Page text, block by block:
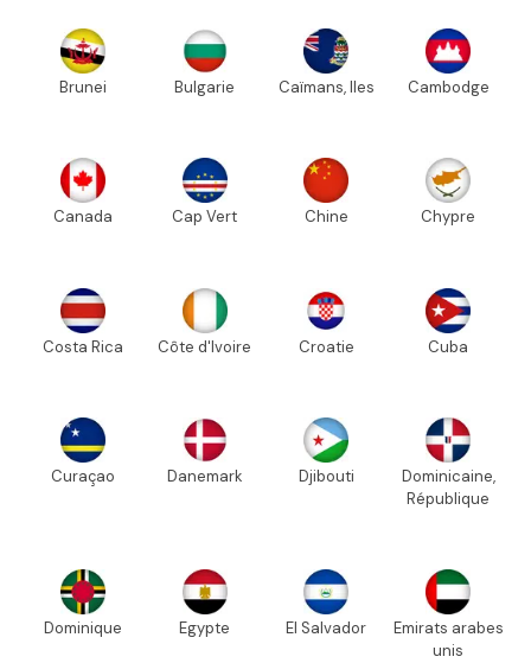
Brunei Bulgarie Caïmans, Iles Cambodge
Canada Cap Vert Chine Chypre
Costa Rica Côte d'Ivoire Croatie Cuba
Curaçao Danemark Djibouti
Dominicaine,
République
Dominique Egypte El Salvador
Emirats arabes
unis